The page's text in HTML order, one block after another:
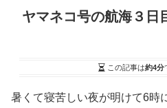
ヤマネコ号の航海３日
この記事は約4分
暑くて寝苦しい夜が明けて6時